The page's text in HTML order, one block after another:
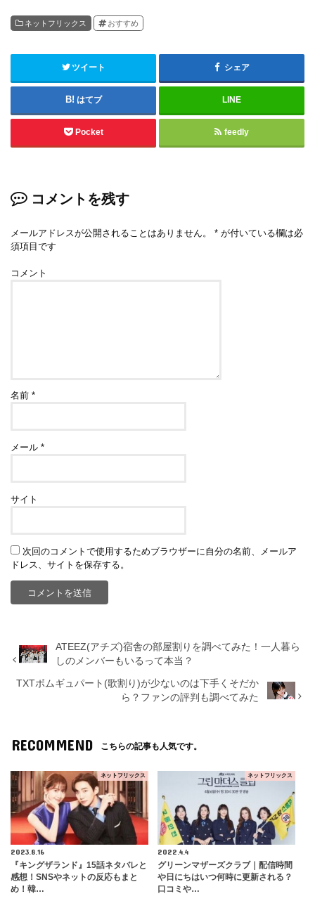
ネットフリックス おすすめ
ツイート シェア
はてブ LINE
Pocket feedly
コメントを残す
メールアドレスが公開されることはありません。 * が付いている欄は必
須項目です
コメント
名前*
メール*
サイト
次回のコメントで使用するためブラウザーに自分の名前、メールア
ドレス、サイトを保存する。
ATEEZ(アチズ)宿舎の部屋割りを調べてみた！一人暮ら
しのメンバーもいるって本当？
TXTボムギュパート(歌割り)が少ないのは下手くそだか
ら？ファンの評判も調べてみた
RECOMMEND こちらの記事も人気です。
ネットフリックス
2023.8.16
『キングザランド』15話ネタバレと
感想！SNSやネットの反応もまと
め！韓…
ネットフリックス
2022.4.4
グリーンマザーズクラブ｜配信時間
や日にちはいつ何時に更新される？
口コミや…